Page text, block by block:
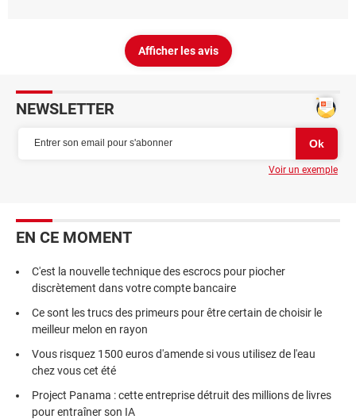
Afficher les avis
NEWSLETTER
Voir un exemple
EN CE MOMENT
C'est la nouvelle technique des escrocs pour piocher
discrètement dans votre compte bancaire
Ce sont les trucs des primeurs pour être certain de choisir le
meilleur melon en rayon
Vous risquez 1500 euros d'amende si vous utilisez de l'eau
chez vous cet été
Project Panama : cette entreprise détruit des millions de livres
pour entraîner son IA